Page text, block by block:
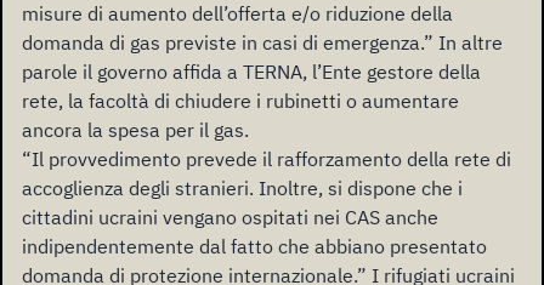
misure di aumento dell’offerta e/o riduzione della
domanda di gas previste in casi di emergenza.” In altre
parole il governo affida a TERNA, l’Ente gestore della
rete, la facoltà di chiudere i rubinetti o aumentare
ancora la spesa per il gas.
“Il provvedimento prevede il rafforzamento della rete di
accoglienza degli stranieri. Inoltre, si dispone che i
cittadini ucraini vengano ospitati nei CAS anche
indipendentemente dal fatto che abbiano presentato
domanda di protezione internazionale.” I rifugiati ucraini